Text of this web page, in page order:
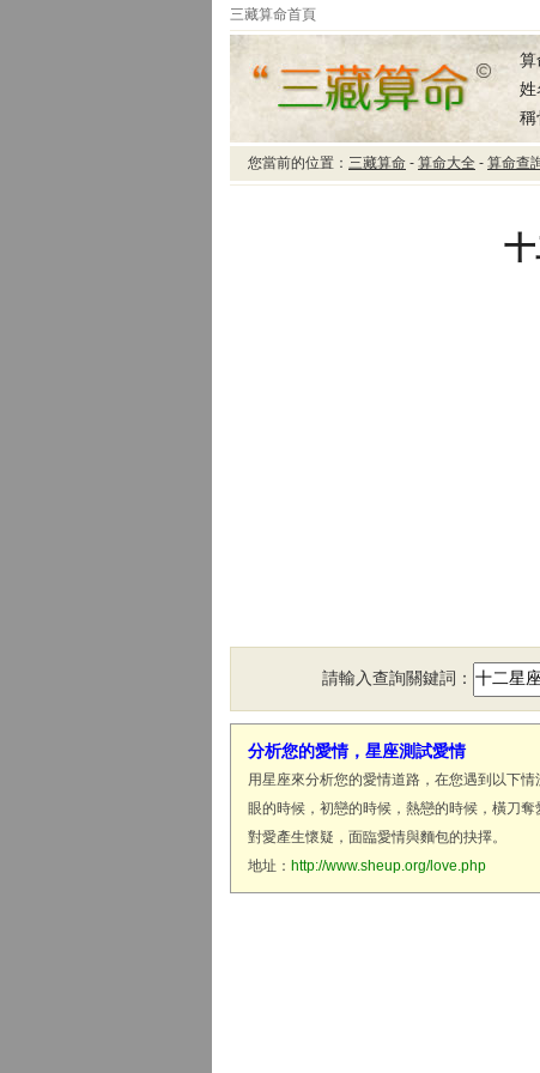
三藏算命首頁
三藏算命十二星座的愛
算
姓
稱
您當前的位置： 三藏算命 - 算命大全 - 算命查
請輸入查詢關鍵詞：
分析您的愛情，星座測試愛情
用星座來分析您的愛情道路，在您遇到以下
眼的時候，初戀的時候，熱戀的時候，橫刀
對愛產生懷疑，面臨愛情與麵包的抉擇。
地址： http://www.sheup.org/love.php